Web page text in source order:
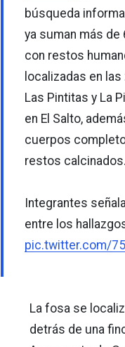
búsqueda
ya suman más de
con restos
localizadas en
Las Pintitas y La
en El Salto,
cuerpos
restos calcinados.
Integrantes
entre los
pic.twitter.com/
La fosa se
detrás de una